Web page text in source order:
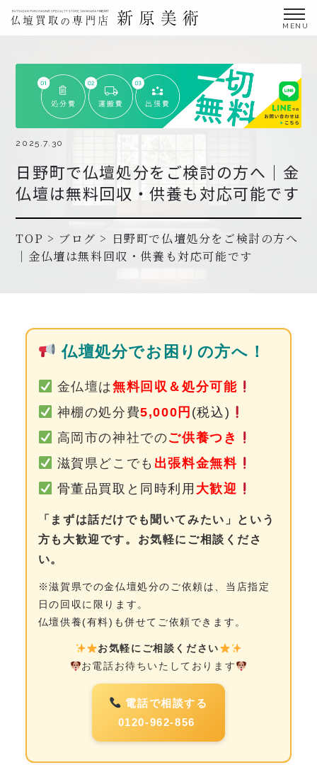
仏壇買取サービス
買取ステップ・お仏壇処分の流れ
ブログ
北陸三県外の方
よくあるご質問
協力店募集について
0120-962-856
受付時間：24時間受付 定休日：なし
2025.7.30
日野町で仏壇処分をご検討の方へ｜金
仏壇は無料回収・供養も対応可能です
TOP > ブログ > 日野町で仏壇処分をご検討の方へ
｜金仏壇は無料回収・供養も対応可能です
仏壇処分でお困りの方へ！
金仏壇は無料回収＆処分可能
神棚の処分費5,000円 (税込)
高岡市の神社でのご供養つき
滋賀 県どこでも 出張料金無料
骨董品買取と同時利用 大歓迎
「まずは話だけでも聞いてみたい」という
方も大歓迎です。お気軽にご相談くださ
い。
※滋賀県での金仏壇処分のご依頼は、当店指定
日の回収に限ります。
仏壇供養(有料)も併せてご依頼できます。
お気軽にご相談ください
お電話お待ちいたしております
電話で相談する
0120-962-856